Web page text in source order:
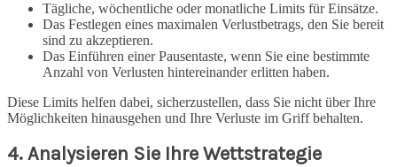
Tägliche, wöchentliche oder monatliche Limits für Einsätze.
Das Festlegen eines maximalen Verlustbetrags, den Sie bereit
sind zu akzeptieren.
Das Einführen einer Pausentaste, wenn Sie eine bestimmte
Anzahl von Verlusten hintereinander erlitten haben.
Diese Limits helfen dabei, sicherzustellen, dass Sie nicht über Ihre
Möglichkeiten hinausgehen und Ihre Verluste im Griff behalten.
4. Analysieren Sie Ihre Wettstrategie